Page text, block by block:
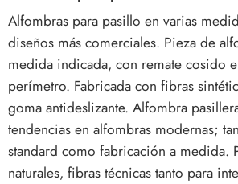
Alfombras para pasillo en varias
diseños más comerciales. Pieza de
medida indicada, con remate cosido
perímetro. Fabricada con fibras
goma antideslizante. Alfombra
tendencias en alfombras modernas;
standard como fabricación a medida.
naturales, fibras técnicas tanto para